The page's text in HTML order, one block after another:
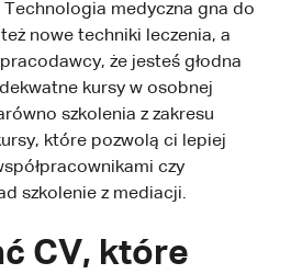
medyczna gna do
nowe techniki leczenia, a
że jesteś głodna
kursy w osobnej
szkolenia z zakresu
które pozwolą ci lepiej
czy
szkolenie z mediacji.
CV, które